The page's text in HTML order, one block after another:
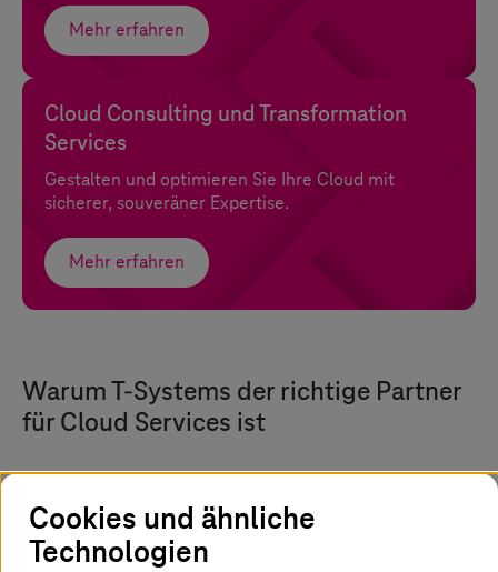
Mehr erfahren
Cloud Consulting und Transformation
Services
Gestalten und optimieren Sie Ihre Cloud mit
sicherer, souveräner Expertise.
Mehr erfahren
WarumT-Systems der richtige Partner
für Cloud Services ist
Ausgelegt auf Souveränität und
Compliance
Cookies und ähnliche
Technologien